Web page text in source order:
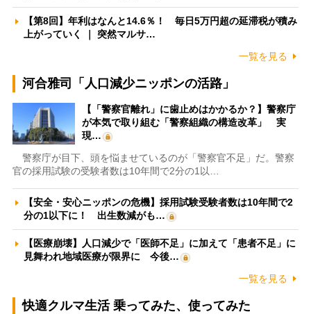
【第8回】年利はなんと14.6％！ 毎日5万円超の延滞税が積み
上がっていく ｜ 突然マルサ…
一覧を見る
河合雅司「人口減少ニッポンの活路」
【「警察官離れ」に歯止めはかかるか？】警察庁
が本気で取り組む「警察組織の構造改革」 実
現…
警察庁が目下、頭を悩ませているのが「警察官不足」だ。警察
官の採用試験の受験者数は10年間で2分の1以…
【安全・安心ニッポンの危機】採用試験受験者数は10年間で2
分の1以下に！ 出生数減がも…
【医療崩壊】人口減少で「医師不足」に加えて「患者不足」に
見舞われ地域医療が限界に 今後…
一覧を見る
快適クルマ生活 乗ってみた、使ってみた